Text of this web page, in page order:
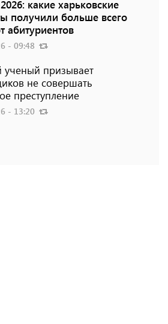
какие харьковские
получили больше всего
абитуриентов
- 09:48
ученый призывает
не совершать
преступление
- 13:20